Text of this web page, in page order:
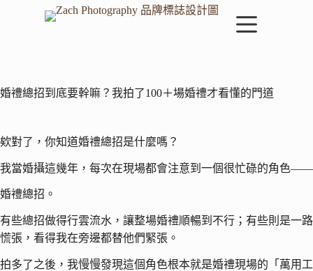
容
婚禮總招到底要幹嘛？我拍了100＋場婚禮才看懂的門道
欸對了，你知道婚禮總招是什麼嗎？
我當婚攝這幾年，每次在現場都會注意到一個很忙碌的角色——
婚禮總招。
有些總招做得行雲流水，讓整場婚禮順暢到不行；有些則是一路
慌張，看得我在旁邊都替他們緊張。
拍多了之後，我慢慢發現這個角色根本就是婚禮現場的「萬用工